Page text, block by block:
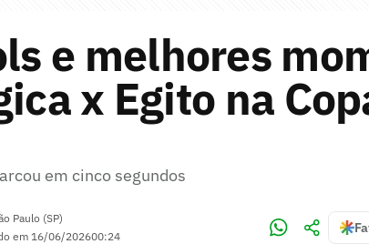
e melhores
x Egito na
em cinco segundos
Paulo (SP)
em 16/06/202600:24